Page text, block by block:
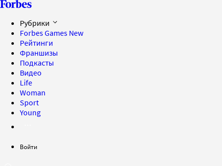
Рубрики
Forbes Games New
Рейтинги
Франшизы
Подкасты
Видео
Life
Woman
Sport
Young
Войти